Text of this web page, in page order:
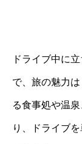
ドライブ中に
で、旅の魅力
る食事処や温
り、ドライブ